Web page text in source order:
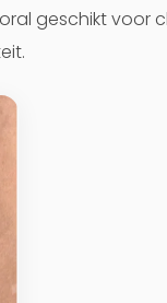
geschikt voor